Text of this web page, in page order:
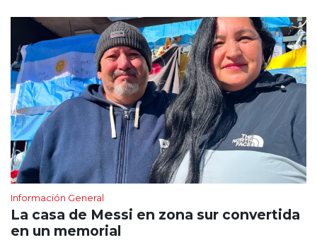
Información General
La casa de Messi en zona sur convertida
en un memorial